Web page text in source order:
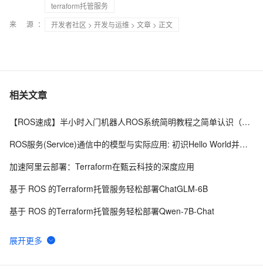
terraform托管服务
来 源：
开发者社区 > 开发与运维 > 文章 > 正文
相关文章
【ROS速成】半小时入门机器人ROS系统简明教程之简单认识（一）
ROS服务(Service)通信中的模型与实际应用: 初识Hello World并予以扩展
加速阿里云部署：Terraform在甄云科技的深度应用
基于 ROS 的Terraform托管服务轻松部署ChatGLM-6B
基于 ROS 的Terraform托管服务轻松部署Qwen-7B-Chat
ROS2教程05 ROS2服务